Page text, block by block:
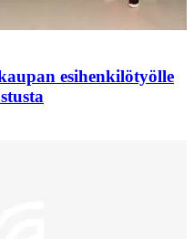
esihenkilötyölle